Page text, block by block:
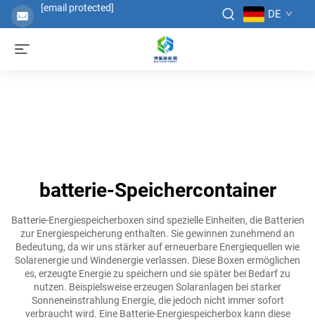
[email protected] DE
batterie-Speichercontainer
Batterie-Energiespeicherboxen sind spezielle Einheiten, die Batterien
zur Energiespeicherung enthalten. Sie gewinnen zunehmend an
Bedeutung, da wir uns stärker auf erneuerbare Energiequellen wie
Solarenergie und Windenergie verlassen. Diese Boxen ermöglichen
es, erzeugte Energie zu speichern und sie später bei Bedarf zu
nutzen. Beispielsweise erzeugen Solaranlagen bei starker
Sonneneinstrahlung Energie, die jedoch nicht immer sofort
verbraucht wird. Eine Batterie-Energiespeicherbox kann diese